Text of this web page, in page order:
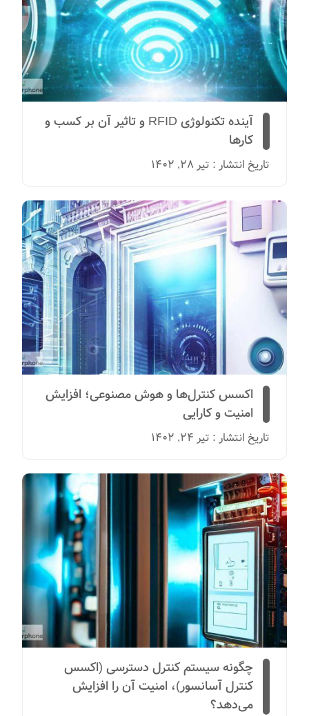
آینده تکنولوژی RFID و تاثیر آن بر کسب و
کارها
تاریخ انتشار : تیر 28, 1402
اکسس کنترل‌ها و هوش مصنوعی؛ افزایش
امنیت و کارایی
تاریخ انتشار : تیر 24, 1402
چگونه سیستم‌ کنترل دسترسی (اکسس
کنترل آسانسور)، امنیت آن را افزایش
می‌دهد؟